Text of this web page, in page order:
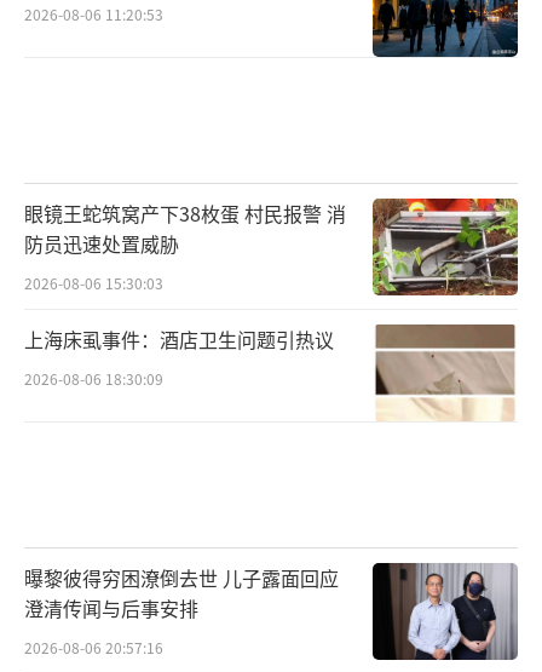
2026-08-06 11:20:53
眼镜王蛇筑窝产下38枚蛋 村民报警 消
防员迅速处置威胁
2026-08-06 15:30:03
上海床虱事件：酒店卫生问题引热议
2026-08-06 18:30:09
曝黎彼得穷困潦倒去世 儿子露面回应
澄清传闻与后事安排
2026-08-06 20:57:16